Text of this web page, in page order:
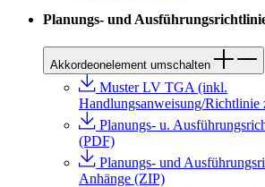
Planungs- und
Akkordeonelement umschalten
Muster LV TGA (inkl.
Handlungsanweisung/
Planungs- u.
(PDF)
Planungs- und
Anhänge (ZIP)